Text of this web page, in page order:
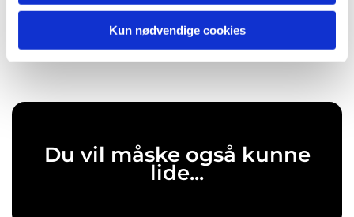
Kun nødvendige cookies
Du vil måske også kunne
lide...